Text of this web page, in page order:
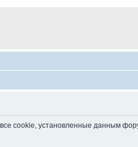
cookie, установленные данным